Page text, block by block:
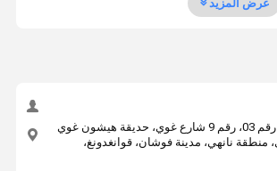
عرض المزيد
العنوان: ورشة العمل رقم 03، رقم 9 شارع غوي، حديقة هيشون غوي
منطقة نانهي، مدينة فوشان، قوانغدونغ،